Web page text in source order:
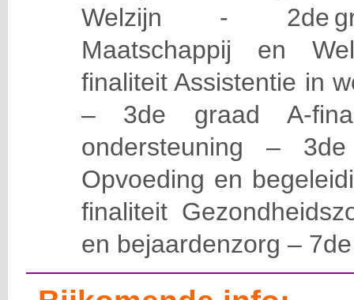
Welzijn - 2de
Maatschappij en
finaliteit Assistentie in
– 3de graad A-
ondersteuning –
Opvoeding en
finaliteit
en bejaardenzorg –